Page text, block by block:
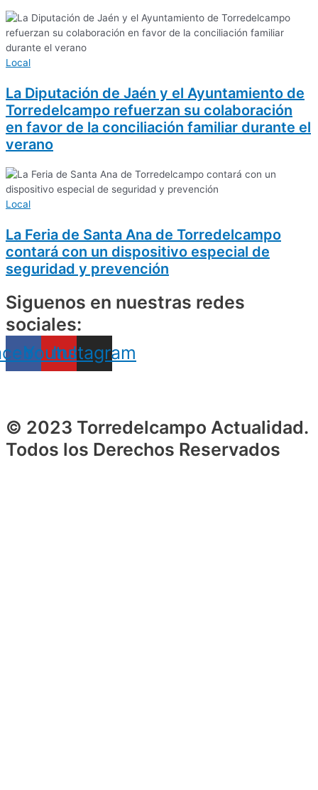
Local
La Diputación de Jaén y el Ayuntamiento de
Torredelcampo refuerzan su colaboración
en favor de la conciliación familiar durante el
verano
Local
La Feria de Santa Ana de Torredelcampo
contará con un dispositivo especial de
seguridad y prevención
Siguenos en nuestras redes
sociales:
Youtube
Instagram
© 2023 Torredelcampo Actualidad.
Todos los Derechos Reservados